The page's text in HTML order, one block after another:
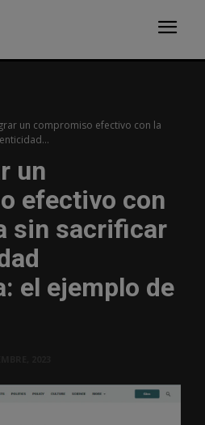
un compromiso efectivo con la
un
efectivo con
sin sacrificar
el ejemplo de